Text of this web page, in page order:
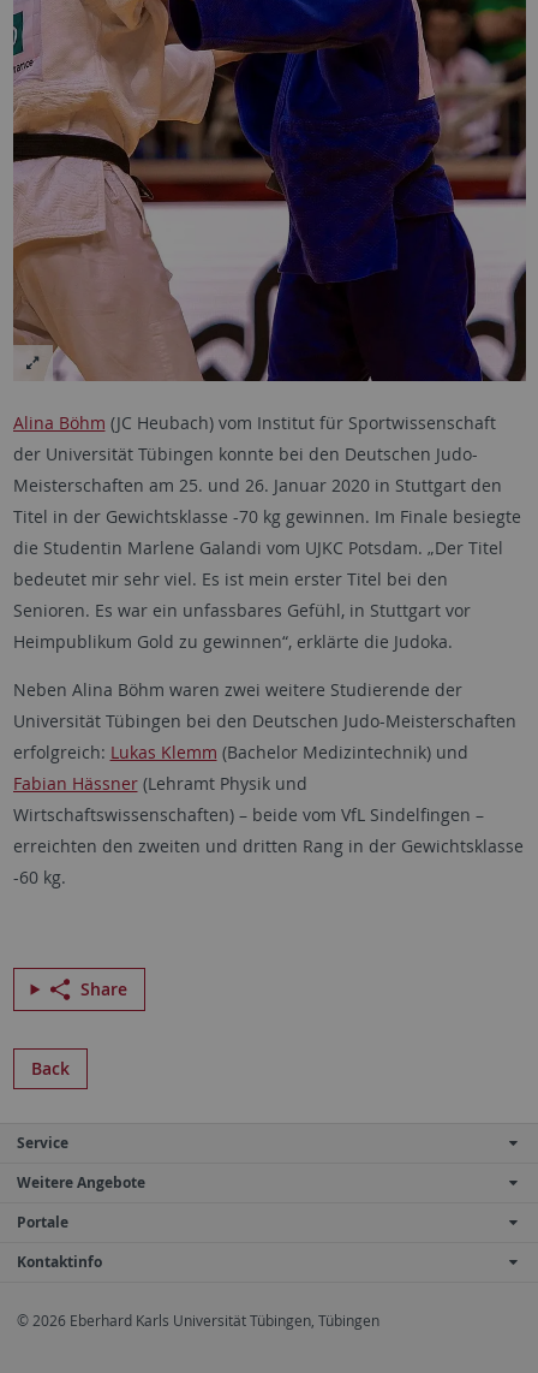
Alina Böhm (JC Heubach) vom Institut für Sportwissenschaft
der Universität Tübingen konnte bei den Deutschen Judo-
Meisterschaften am 25. und 26. Januar 2020 in Stuttgart den
Titel in der Gewichtsklasse -70 kg gewinnen. Im Finale besiegte
die Studentin Marlene Galandi vom UJKC Potsdam. „Der Titel
bedeutet mir sehr viel. Es ist mein erster Titel bei den
Senioren. Es war ein unfassbares Gefühl, in Stuttgart vor
Heimpublikum Gold zu gewinnen“, erklärte die Judoka.
Neben Alina Böhm waren zwei weitere Studierende der
Universität Tübingen bei den Deutschen Judo-Meisterschaften
erfolgreich: Lukas Klemm (Bachelor Medizintechnik) und
Fabian Hässner(Lehramt Physik und
Wirtschaftswissenschaften) – beide vom VfL Sindelfingen –
erreichten den zweiten und dritten Rang in der Gewichtsklasse
-60 kg.
Share
Back
Service
Weitere Angebote
Portale
Kontaktinfo
© 2026 Eberhard Karls Universität Tübingen, Tübingen